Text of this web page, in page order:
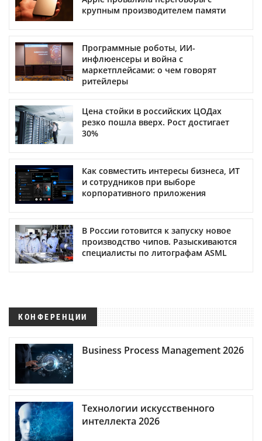
крупным производителем памяти
Программные роботы, ИИ-
инфлюенсеры и война с
маркетплейсами: о чем говорят
ритейлеры
Цена стойки в российских ЦОДах
резко пошла вверх. Рост достигает
30%
Как совместить интересы бизнеса, ИТ
и сотрудников при выборе
корпоративного приложения
В России готовится к запуску новое
производство чипов. Разыскиваются
специалисты по литографам ASML
КОНФЕРЕНЦИИ
Business Process Management 2026
Технологии искусственного
интеллекта 2026